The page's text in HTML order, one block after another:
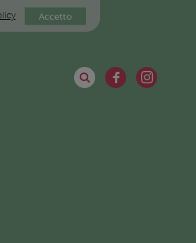
Accetto